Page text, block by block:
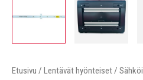
Etusivu / Lentävät hyönteiset/